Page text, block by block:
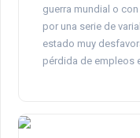
guerra mundial o
por una serie de
estado muy
pérdida de empleos